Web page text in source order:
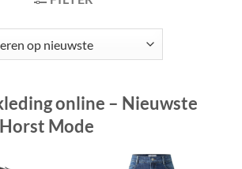
online – Nieuwste
Mode